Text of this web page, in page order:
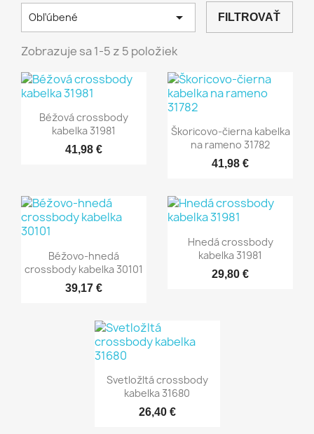
Obľúbené  FILTROVAŤ
Zobrazuje sa 1-5 z 5 položiek
Béžová crossbody
kabelka 31981
41,98 €
Škoricovo-čierna kabelka
na rameno 31782
41,98 €
Béžovo-hnedá
crossbody kabelka 30101
39,17 €
Hnedá crossbody
kabelka 31981
29,80 €
Svetložltá crossbody
kabelka 31680
26,40 €